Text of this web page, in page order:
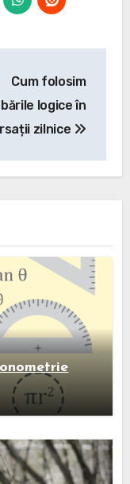
Cum folosim
logice în
zilnice